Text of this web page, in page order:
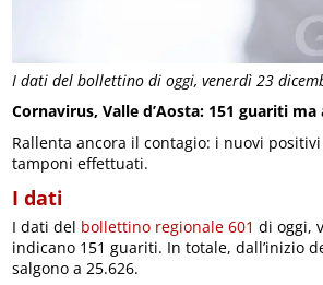
I dati del bollettino di oggi, venerdì 23
Cornavirus, Valle d’Aosta: 151 guariti
Rallenta ancora il contagio: i nuovi
tamponi effettuati.
I dati
I dati del bollettino regionale 601 di oggi,
indicano 151 guariti. In totale, dall’inizio
salgono a 25.626.